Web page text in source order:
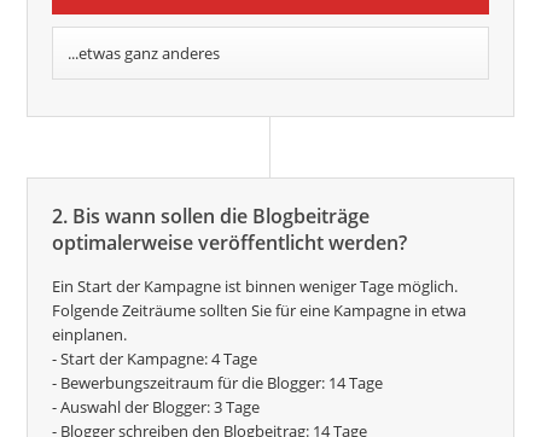
...etwas ganz anderes
2. Bis wann sollen die Blogbeiträge
optimalerweise veröffentlicht werden?
Ein Start der Kampagne ist binnen weniger Tage möglich.
Folgende Zeiträume sollten Sie für eine Kampagne in etwa
einplanen.
- Start der Kampagne: 4 Tage
- Bewerbungszeitraum für die Blogger: 14 Tage
- Auswahl der Blogger: 3 Tage
- Blogger schreiben den Blogbeitrag: 14 Tage